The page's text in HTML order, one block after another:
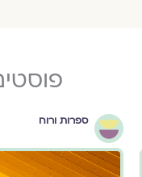
ספרות ורוח